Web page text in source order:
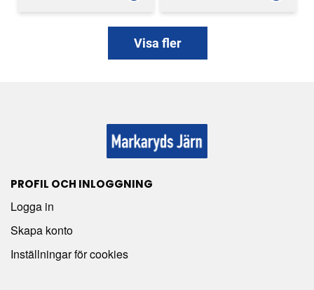
Visa fler
PROFIL OCH INLOGGNING
Logga in
Skapa konto
Inställningar för cookies